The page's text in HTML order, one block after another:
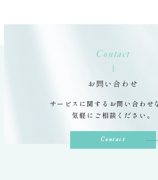
Contact
お問い合わせ
サービスに関するお問い合わせ
気軽にご相談ください。
Contact